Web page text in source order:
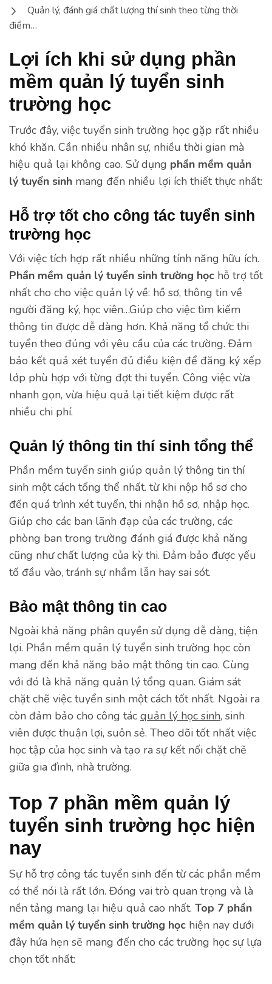
Quản lý, đánh giá chất lượng thí sinh theo từng thời
điểm…
Lợi ích khi sử dụng phần
mềm quản lý tuyển sinh
trường học
Trước đây, việc tuyển sinh trường học gặp rất nhiều
khó khăn. Cần nhiều nhân sự, nhiều thời gian mà
hiệu quả lại không cao. Sử dụng phần mềm quản
lý tuyển sinh mang đến nhiều lợi ích thiết thực nhất:
Hỗ trợ tốt cho công tác tuyển sinh
trường học
Với việc tích hợp rất nhiều những tính năng hữu ích.
Phần mềm quản lý tuyển sinh trường học hỗ trợ tốt
nhất cho cho việc quản lý về: hồ sơ, thông tin về
người đăng ký, học viên…Giúp cho việc tìm kiếm
thông tin được dễ dàng hơn. Khả năng tổ chức thi
tuyển theo đúng với yêu cầu của các trường. Đảm
bảo kết quả xét tuyển đủ điều kiện để đăng ký xếp
lớp phù hợp với từng đợt thi tuyển. Công việc vừa
nhanh gọn, vừa hiệu quả lại tiết kiệm được rất
nhiều chi phí.
Quản lý thông tin thí sinh tổng thể
Phần mềm tuyển sinh giúp quản lý thông tin thí
sinh một cách tổng thể nhất. từ khi nộp hồ sơ cho
đến quá trình xét tuyển, thi nhận hồ sơ, nhập học.
Giúp cho các ban lãnh đạp của các trường, các
phòng ban trong trường đánh giá được khả năng
cũng như chất lượng của kỳ thi. Đảm bảo được yếu
tố đầu vào, tránh sự nhầm lẫn hay sai sót.
Bảo mật thông tin cao
Ngoài khả năng phân quyền sử dụng dễ dàng, tiện
lợi. Phần mềm quản lý tuyển sinh trường học còn
mang đến khả năng bảo mật thông tin cao. Cùng
với đó là khả năng quản lý tổng quan. Giám sát
chặt chẽ việc tuyển sinh một cách tốt nhất. Ngoài ra
còn đảm bảo cho công tác quản lý học sinh, sinh
viên được thuận lợi, suôn sẻ. Theo dõi tốt nhất việc
học tập của học sinh và tạo ra sự kết nối chặt chẽ
giữa gia đình, nhà trường.
Top 7 phần mềm quản lý
tuyển sinh trường học hiện
nay
Sự hỗ trợ công tác tuyển sinh đến từ các phần mềm
có thể nói là rất lớn. Đóng vai trò quan trọng và là
nền tảng mang lại hiệu quả cao nhất. Top 7 phần
mềm quản lý tuyển sinh trường học hiện nay dưới
đây hứa hẹn sẽ mang đến cho các trường học sự lựa
chọn tốt nhất: